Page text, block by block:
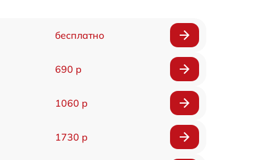
бесплатно
690 р
1060 р
1730 р